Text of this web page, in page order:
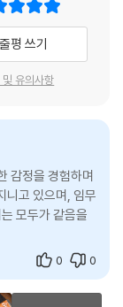
으며 성장하는 미래
조너스는 열두 살
기억 보유자는 마을
로 중의 원로로 대
조너스에게 과거의
위해 희생된 진짜
갈등하는 조너스의
회의 통제는 어느
른 구조를 가진 미
하고 ‘임무 해제’,
가 작품을 더욱 빛
평 쓰기
및 유의사항
감정을 경험하며
니고 있으며, 임무
모두가 같음을
배우게 된다.
0 0